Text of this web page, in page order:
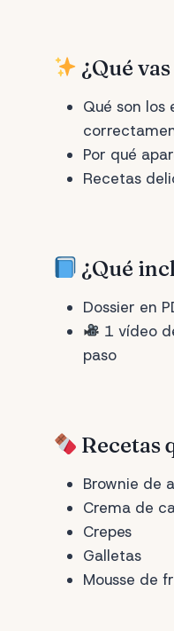
¿Qué
Qué son los
Por qué
Recetas
¿Qué
Dossier en
1 vídeo
paso
Recetas
Brownie de
Crema de
Crepes
Galletas
Mousse de